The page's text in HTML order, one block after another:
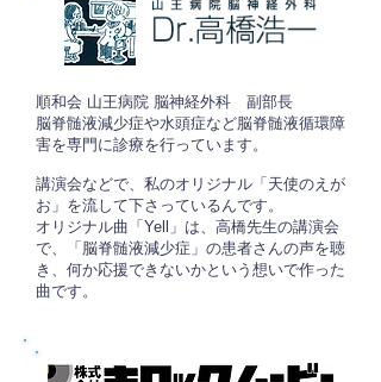
順和会 山王病院 脳神経外科 副部長
脳脊髄液減少症や水頭症など脳脊髄液循環障
害を専門に診療を行っています。
講演会などで、私のオリジナル「天使のえが
お」を流して下さっているんです。
オリジナル曲「Yell」は、高橋先生の講演会
で、「脳脊髄液減少症」の患者さんの声を聴
き、何か応援できないかという想いで作った
曲です。